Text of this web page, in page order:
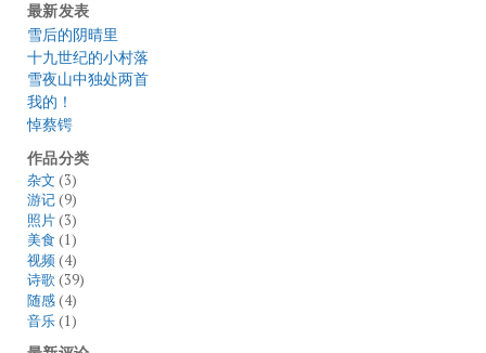
最新发表
雪后的阴晴里
十九世纪的小村落
雪夜山中独处两首
我的！
悼蔡锷
作品分类
杂文 (3)
游记(9)
照片(3)
美食 (1)
视频(4)
诗歌(39)
随感(4)
音乐(1)